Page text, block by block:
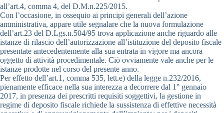
all’art.4, comma 4, del D.M.n.225/2015.
Con l’occasione, in ossequio ai principi generali dell’azione
amministrativa, appare utile segnalare che la nuova formulazione
dell’art.23 del D.Lgs.n.504/95 trova applicazione anche riguardo alle
istanze di rilascio dell’autorizzazione all’istituzione del deposito fiscale
presentate antecedentemente alla sua entrata in vigore ma ancora
oggetto di attività procedimentale. Ciò ovviamente vale anche per le
istanze prodotte nel corso del presente anno.
Per effetto dell’art.1, comma 535, lett.e) della legge n.232/2016,
pienamente efficace nella sua interezza a decorrere dal 1° gennaio
2017, in presenza dei prescritti requisiti soggettivi, la gestione in
regime di deposito fiscale richiede la sussistenza di effettive necessità